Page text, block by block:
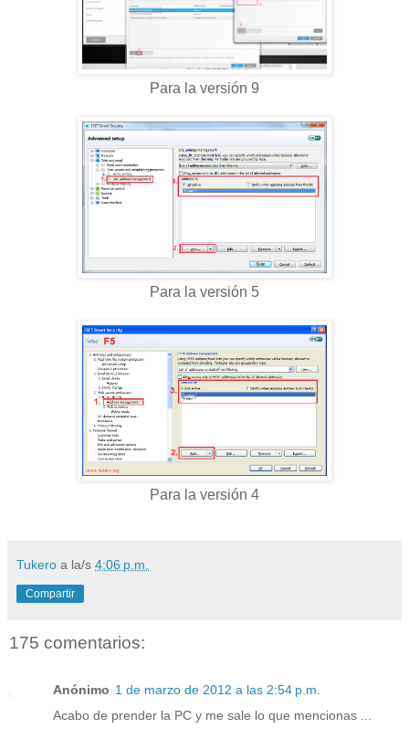
Para la versión 9
Para la versión 5
Para la versión 4
Tukero a la/s 4:06 p.m.
Compartir
175 comentarios:
Anónimo 1 de marzo de 2012 a las 2:54 p.m.
Acabo de prender la PC y me sale lo que mencionas ...